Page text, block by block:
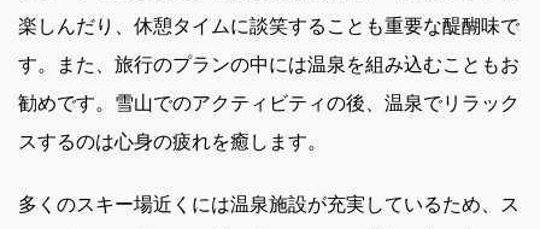
楽しんだり、休憩タイムに談笑することも重要な醍醐味で
す。また、旅行のプランの中には温泉を組み込むこともお
勧めです。雪山でのアクティビティの後、温泉でリラック
スするのは心身の疲れを癒します。
多くのスキー場近くには温泉施設が充実しているため、ス